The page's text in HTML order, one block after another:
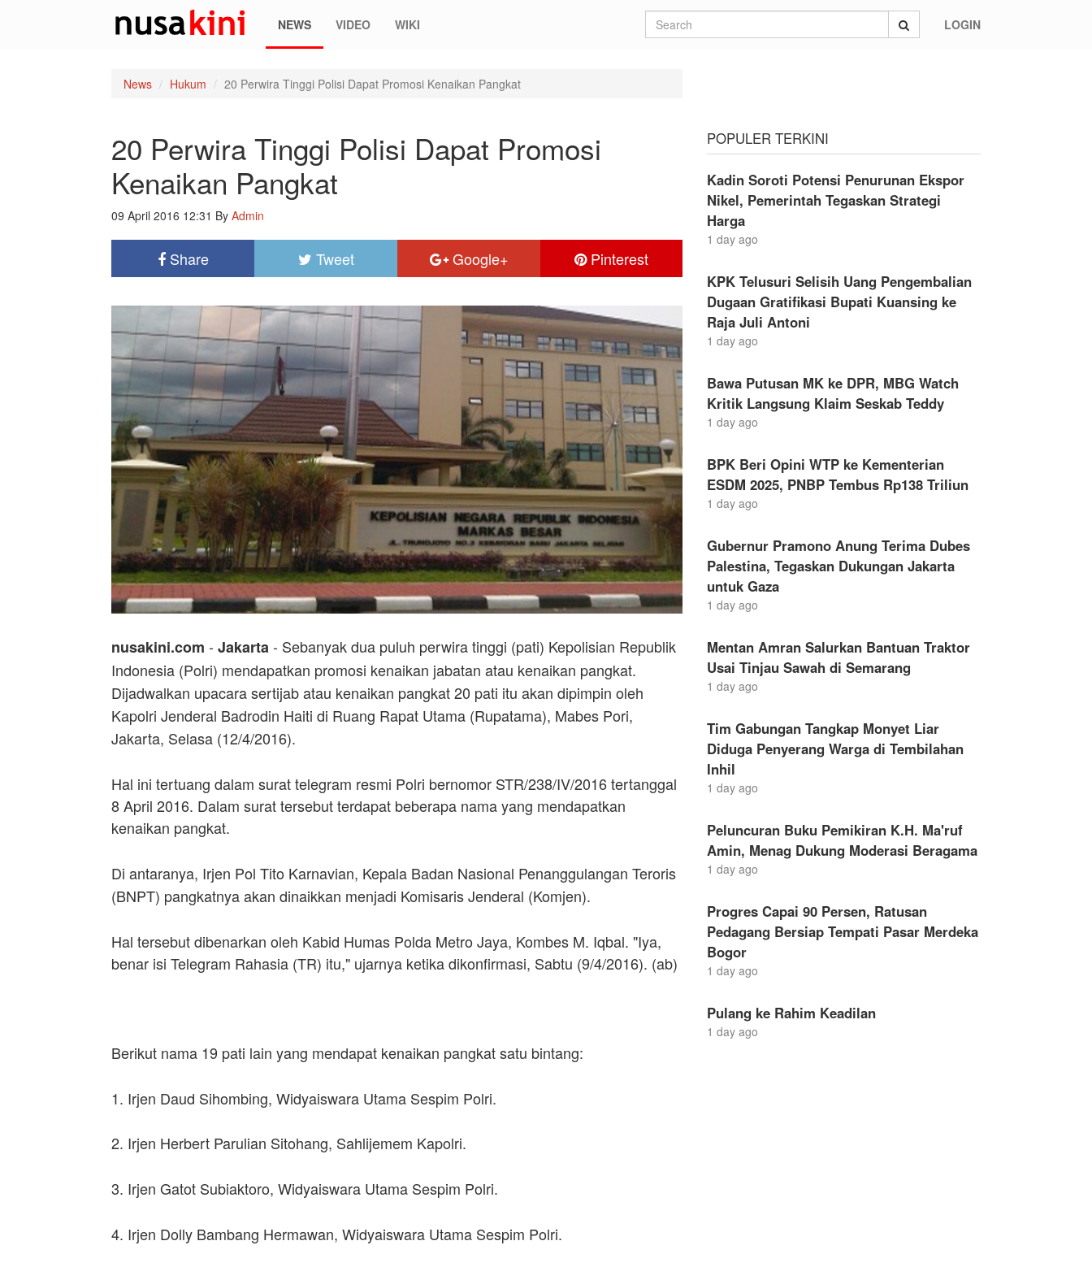
NEWS VIDEO WIKI LOGIN
News Hukum 20 Perwira Tinggi Polisi Dapat Promosi Kenaikan Pangkat
20 Perwira Tinggi Polisi Dapat Promosi
Kenaikan Pangkat
09 April 2016 12:31 By Admin
Share Tweet Google+ Pinterest
nusakini.com - Jakarta- Sebanyak dua puluh perwira tinggi (pati) Kepolisian Republik
Indonesia (Polri) mendapatkan promosi kenaikan jabatan atau kenaikan pangkat.
Dijadwalkan upacara sertijab atau kenaikan pangkat 20 pati itu akan dipimpin oleh
Kapolri Jenderal Badrodin Haiti di Ruang Rapat Utama (Rupatama), Mabes Pori,
Jakarta, Selasa (12/4/2016).
Hal ini tertuang dalam surat telegram resmi Polri bernomor STR/238/IV/2016 tertanggal
8 April 2016. Dalam surat tersebut terdapat beberapa nama yang mendapatkan
kenaikan pangkat.
Di antaranya, Irjen Pol Tito Karnavian, Kepala Badan Nasional Penanggulangan Teroris
(BNPT) pangkatnya akan dinaikkan menjadi Komisaris Jenderal (Komjen).
Hal tersebut dibenarkan oleh Kabid Humas Polda Metro Jaya, Kombes M. Iqbal. "Iya,
benar isi Telegram Rahasia (TR) itu," ujarnya ketika dikonfirmasi, Sabtu (9/4/2016). (ab)
Berikut nama 19 pati lain yang mendapat kenaikan pangkat satu bintang:
1. Irjen Daud Sihombing, Widyaiswara Utama Sespim Polri.
2. Irjen Herbert Parulian Sitohang, Sahlijemem Kapolri.
3. Irjen Gatot Subiaktoro, Widyaiswara Utama Sespim Polri.
4. Irjen Dolly Bambang Hermawan, Widyaiswara Utama Sespim Polri.
POPULER TERKINI
Kadin Soroti Potensi Penurunan Ekspor
Nikel, Pemerintah Tegaskan Strategi
Harga
1 day ago
KPK Telusuri Selisih Uang Pengembalian
Dugaan Gratifikasi Bupati Kuansing ke
Raja Juli Antoni
1 day ago
Bawa Putusan MK ke DPR, MBG Watch
Kritik Langsung Klaim Seskab Teddy
1 day ago
BPK Beri Opini WTP ke Kementerian
ESDM 2025, PNBP Tembus Rp138 Triliun
1 day ago
Gubernur Pramono Anung Terima Dubes
Palestina, Tegaskan Dukungan Jakarta
untuk Gaza
1 day ago
Mentan Amran Salurkan Bantuan Traktor
Usai Tinjau Sawah di Semarang
1 day ago
Tim Gabungan Tangkap Monyet Liar
Diduga Penyerang Warga di Tembilahan
Inhil
1 day ago
Peluncuran Buku Pemikiran K.H. Ma'ruf
Amin, Menag Dukung Moderasi Beragama
1 day ago
Progres Capai 90 Persen, Ratusan
Pedagang Bersiap Tempati Pasar Merdeka
Bogor
1 day ago
Pulang ke Rahim Keadilan
1 day ago